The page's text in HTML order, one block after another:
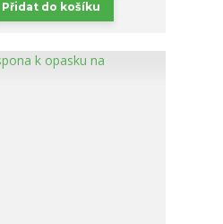
Přidat do košíku